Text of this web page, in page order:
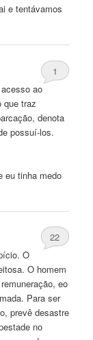
e tentávamos
1
ao
que traz
denota
possuí-los.
eu tinha medo
22
O
O homem
eo
Para ser
prevê desastre
no